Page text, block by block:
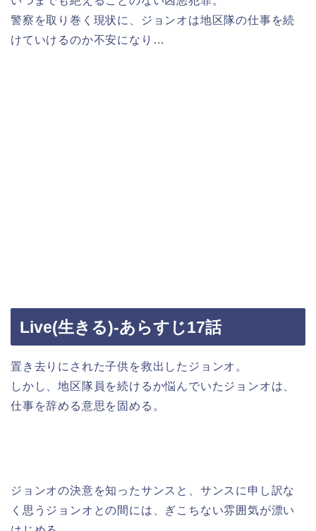
警察を取り巻く現状に、ジョンオは地区隊の仕事を続
けていけるのか不安になり…
Live(生きる)-あらすじ17話
置き去りにされた子供を救出したジョンオ。
しかし、地区隊員を続けるか悩んでいたジョンオは、
仕事を辞める意思を固める。
ジョンオの決意を知ったサンスと、サンスに申し訳な
く思うジョンオとの間には、ぎこちない雰囲気が漂い